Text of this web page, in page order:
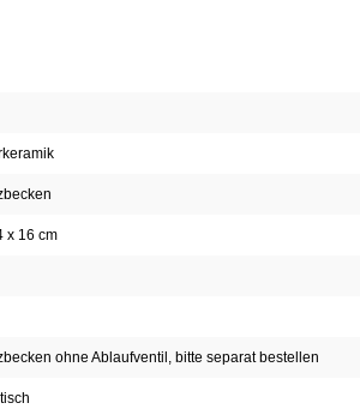
x 16 cm
ohne Ablaufventil, bitte separat bestellen